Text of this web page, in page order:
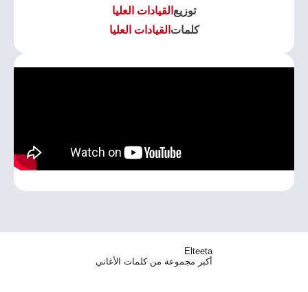
توزيع القيادات العليا
كلمات القيادات العليا
Elteeta
أكبر مجموعة من كلمات الأغاني